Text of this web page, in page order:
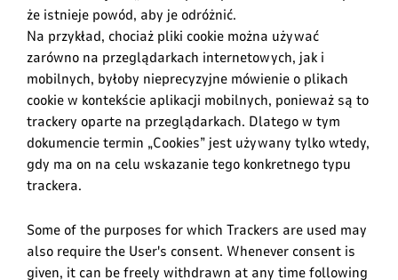
że istnieje powód, aby je odróżnić.
Na przykład, chociaż pliki cookie można używać
zarówno na przeglądarkach internetowych, jak i
mobilnych, byłoby nieprecyzyjne mówienie o plikach
cookie w kontekście aplikacji mobilnych, ponieważ są to
trackery oparte na przeglądarkach. Dlatego w tym
dokumencie termin „Cookies” jest używany tylko wtedy,
gdy ma on na celu wskazanie tego konkretnego typu
trackera.
Some of the purposes for which Trackers are used may
also require the User's consent. Whenever consent is
given, it can be freely withdrawn at any time following